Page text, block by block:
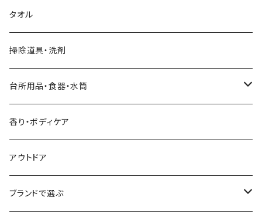
靴下
靴下（春夏）
靴下（秋冬）
手・首・おなか周り
バッグ・トートバッグ
タオル
掃除道具・洗剤
台所用品・食器・水筒
カトラリー
食器
台所用品
香り・ボディケア
アウトドア
ブランドで選ぶ